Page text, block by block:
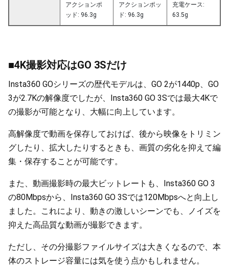
アクションポ
ッド: 96.3g
アクションポッ
ド: 96.3g
充電ケース:
63.5g
■4K撮影対応はGO 3Sだけ
Insta360 GOシリーズの歴代モデルは、GO 2が1440p、GO
3が2.7Kの解像度でしたが、Insta360 GO 3Sでは最大4Kで
の撮影が可能となり、大幅に向上しています。
高解像度で動画を保存しておけば、後から映像をトリミン
グしたり、拡大したりするときも、画質の劣化を抑えて編
集・保存することが可能です。
また、動画撮影時の最大ビットレートも、Insta360 GO 3
の80Mbpsから、Insta360 GO 3Sでは120Mbpsへと向上し
ました。これにより、動きの激しいシーンでも、ノイズを
抑えた高品質な動画が撮影できます。
ただし、その分撮影ファイルサイズは大きくなるので、本
体のストレージ容量には気を使う点かもしれません。